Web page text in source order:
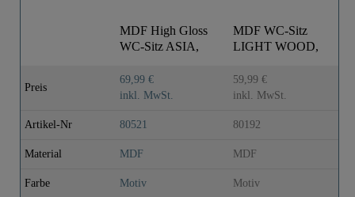
MDF High Gloss
WC-Sitz ASIA,
Absenkautomatik
MDF WC-Sitz
LIGHT WOOD,
Absenkautomatik
Preis
69,99 €
inkl. MwSt.
59,99 €
inkl. MwSt.
Artikel-Nr 80521 80192
Material MDF MDF
Farbe Motiv Motiv